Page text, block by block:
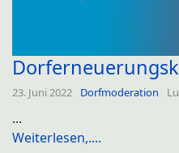
23. Juni 2022 Dorfmoderation
...
Weiterlesen,....